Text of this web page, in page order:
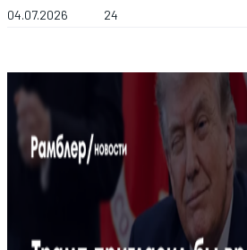
04.07.2026 24